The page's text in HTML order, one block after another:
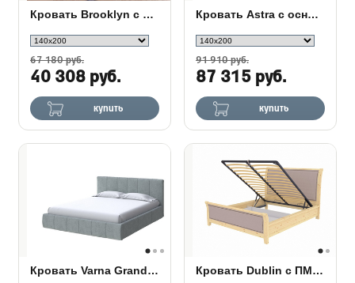
Кровать Brooklyn с основанием Raibox с ПМ
67 180 руб.
40 308 руб.
купить
Кровать Astra с основанием Raibox с ПМ
91 910 руб.
87 315 руб.
купить
Кровать Varna Grand с ПМ ткань Кровать Dublin с ПМ (бук или дуб)